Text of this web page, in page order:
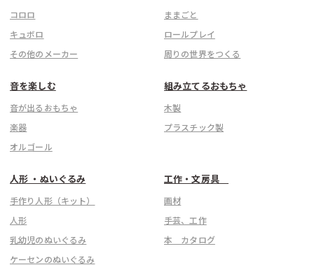
コロロ
キュボロ
その他のメーカー
ままごと
ロールプレイ
周りの世界をつくる
音を楽しむ
音が出るおもちゃ
楽器
オルゴール
組み立てるおもちゃ
木製
プラスチック製
人形 ・ぬいぐるみ
手作り人形（キット）
人形
乳幼児のぬいぐるみ
ケーセンのぬいぐるみ
工作・文房具
画材
手芸、工作
本 カタログ